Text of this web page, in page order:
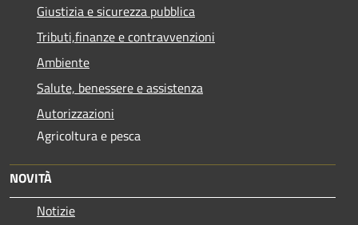
Giustizia e sicurezza pubblica
Tributi,finanze e contravvenzioni
Ambiente
Salute, benessere e assistenza
Autorizzazioni
Agricoltura e pesca
NOVITÀ
Notizie